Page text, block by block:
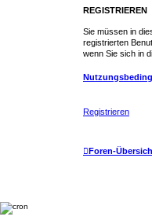
REGISTRIEREN
Sie müssen in
registrierten
wenn Sie sich in
Registrieren
Foren-